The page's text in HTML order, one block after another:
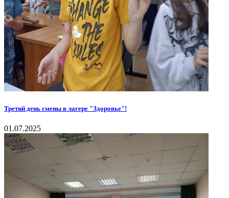
Третий день смены в лагере "Здоровье"!
01.07.2025